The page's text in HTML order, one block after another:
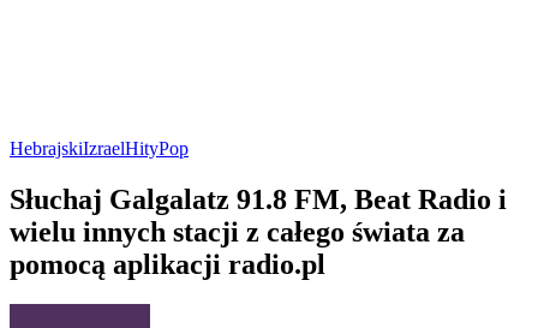
HebrajskiIzraelHityPop
Słuchaj Galgalatz 91.8 FM, Beat Radio i
wielu innych stacji z całego świata za
pomocą aplikacji radio.pl